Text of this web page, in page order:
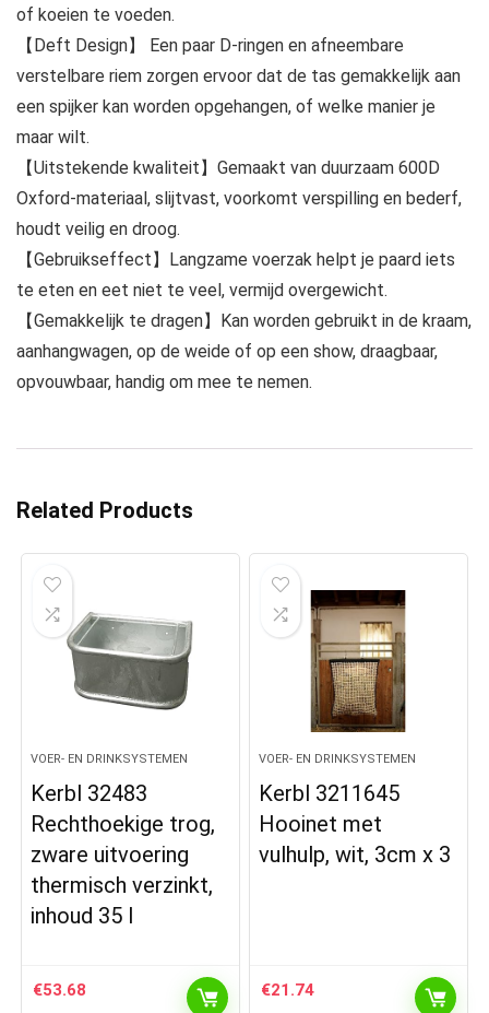
of koeien te voeden.
【Deft Design】 Een paar D-ringen en afneembare
verstelbare riem zorgen ervoor dat de tas gemakkelijk aan
een spijker kan worden opgehangen, of welke manier je
maar wilt.
【Uitstekende kwaliteit】Gemaakt van duurzaam 600D
Oxford-materiaal, slijtvast, voorkomt verspilling en bederf,
houdt veilig en droog.
【Gebruikseffect】Langzame voerzak helpt je paard iets
te eten en eet niet te veel, vermijd overgewicht.
【Gemakkelijk te dragen】Kan worden gebruikt in de kraam,
aanhangwagen, op de weide of op een show, draagbaar,
opvouwbaar, handig om mee te nemen.
Related Products
VOER- EN DRINKSYSTEMEN
Kerbl 32483
Rechthoekige trog,
zware uitvoering
thermisch verzinkt,
inhoud 35 l
€53.68
VOER- EN DRINKSYSTEMEN
Kerbl 3211645
Hooinet met
vulhulp, wit, 3cm x 3
€21.74